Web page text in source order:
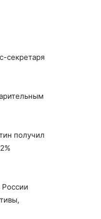
секретаря
получил
России